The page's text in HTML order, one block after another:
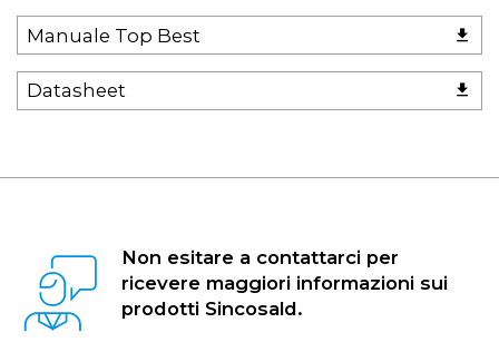
Manuale Top Best
Datasheet
Non esitare a contattarci per
ricevere maggiori informazioni sui
prodotti Sincosald.